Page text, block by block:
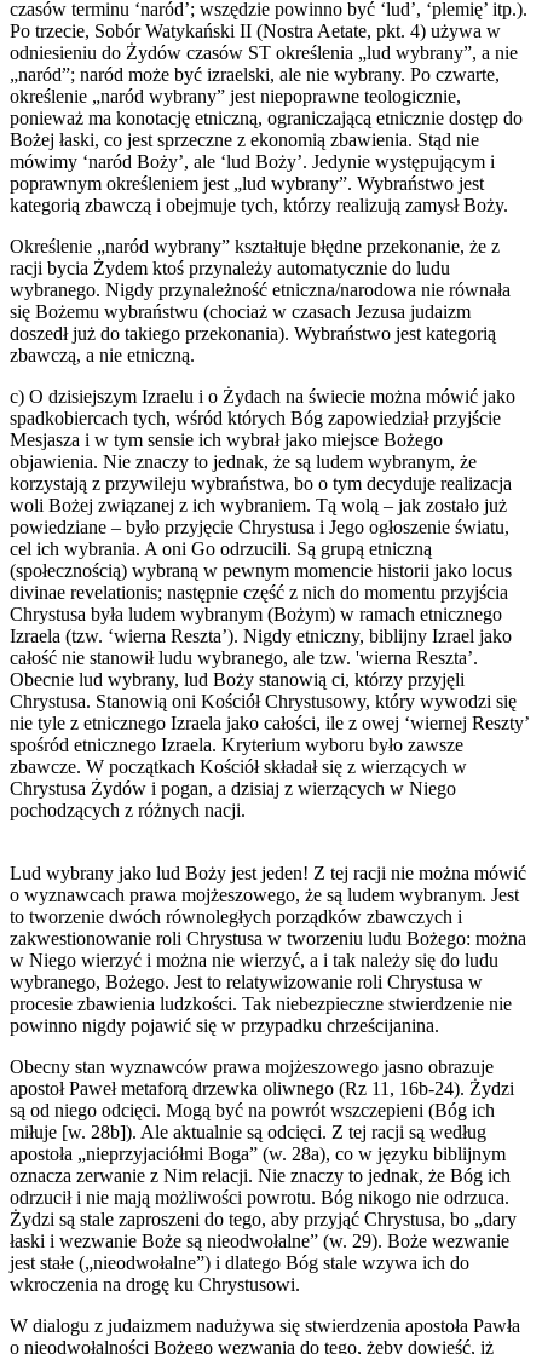
czasów terminu ‘naród’; wszędzie powinno być ‘lud’, ‘plemię’ itp.).
Po trzecie, Sobór Watykański II (Nostra Aetate, pkt. 4) używa w
odniesieniu do Żydów czasów ST określenia „lud wybrany”, a nie
„naród”; naród może być izraelski, ale nie wybrany. Po czwarte,
określenie „naród wybrany” jest niepoprawne teologicznie,
ponieważ ma konotację etniczną, ograniczającą etnicznie dostęp do
Bożej łaski, co jest sprzeczne z ekonomią zbawienia. Stąd nie
mówimy ‘naród Boży’, ale ‘lud Boży’. Jedynie występującym i
poprawnym określeniem jest „lud wybrany”. Wybraństwo jest
kategorią zbawczą i obejmuje tych, którzy realizują zamysł Boży.
Określenie „naród wybrany” kształtuje błędne przekonanie, że z
racji bycia Żydem ktoś przynależy automatycznie do ludu
wybranego. Nigdy przynależność etniczna/narodowa nie równała
się Bożemu wybraństwu (chociaż w czasach Jezusa judaizm
doszedł już do takiego przekonania). Wybraństwo jest kategorią
zbawczą, a nie etniczną.
c) O dzisiejszym Izraelu i o Żydach na świecie można mówić jako
spadkobiercach tych, wśród których Bóg zapowiedział przyjście
Mesjasza i w tym sensie ich wybrał jako miejsce Bożego
objawienia. Nie znaczy to jednak, że są ludem wybranym, że
korzystają z przywileju wybraństwa, bo o tym decyduje realizacja
woli Bożej związanej z ich wybraniem. Tą wolą – jak zostało już
powiedziane – było przyjęcie Chrystusa i Jego ogłoszenie światu,
cel ich wybrania. A oni Go odrzucili. Są grupą etniczną
(społecznością) wybraną w pewnym momencie historii jako locus
divinae revelationis; następnie część z nich do momentu przyjścia
Chrystusa była ludem wybranym (Bożym) w ramach etnicznego
Izraela (tzw. ‘wierna Reszta’). Nigdy etniczny, biblijny Izrael jako
całość nie stanowił ludu wybranego, ale tzw. 'wierna Reszta’.
Obecnie lud wybrany, lud Boży stanowią ci, którzy przyjęli
Chrystusa. Stanowią oni Kościół Chrystusowy, który wywodzi się
nie tyle z etnicznego Izraela jako całości, ile z owej ‘wiernej Reszty’
spośród etnicznego Izraela. Kryterium wyboru było zawsze
zbawcze. W początkach Kościół składał się z wierzących w
Chrystusa Żydów i pogan, a dzisiaj z wierzących w Niego
pochodzących z różnych nacji.
Lud wybrany jako lud Boży jest jeden! Z tej racji nie można mówić
o wyznawcach prawa mojżeszowego, że są ludem wybranym. Jest
to tworzenie dwóch równoległych porządków zbawczych i
zakwestionowanie roli Chrystusa w tworzeniu ludu Bożego: można
w Niego wierzyć i można nie wierzyć, a i tak należy się do ludu
wybranego, Bożego. Jest to relatywizowanie roli Chrystusa w
procesie zbawienia ludzkości. Tak niebezpieczne stwierdzenie nie
powinno nigdy pojawić się w przypadku chrześcijanina.
Obecny stan wyznawców prawa mojżeszowego jasno obrazuje
apostoł Paweł metaforą drzewka oliwnego (Rz 11, 16b-24). Żydzi
są od niego odcięci. Mogą być na powrót wszczepieni (Bóg ich
miłuje [w. 28b]). Ale aktualnie są odcięci. Z tej racji są według
apostoła „nieprzyjaciółmi Boga” (w. 28a), co w języku biblijnym
oznacza zerwanie z Nim relacji. Nie znaczy to jednak, że Bóg ich
odrzucił i nie mają możliwości powrotu. Bóg nikogo nie odrzuca.
Żydzi są stale zaproszeni do tego, aby przyjąć Chrystusa, bo „dary
łaski i wezwanie Boże są nieodwołalne” (w. 29). Boże wezwanie
jest stałe („nieodwołalne”) i dlatego Bóg stale wzywa ich do
wkroczenia na drogę ku Chrystusowi.
W dialogu z judaizmem nadużywa się stwierdzenia apostoła Pawła
o nieodwołalności Bożego wezwania do tego, żeby dowieść, iż